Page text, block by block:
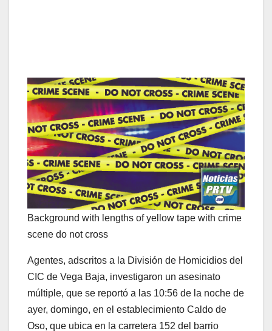
Background with lengths of yellow tape with crime
scene do not cross
Agentes, adscritos a la División de Homicidios del
CIC de Vega Baja, investigaron un asesinato
múltiple, que se reportó a las 10:56 de la noche de
ayer, domingo, en el establecimiento Caldo de
Oso, que ubica en la carretera 152 del barrio